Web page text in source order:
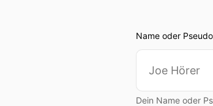
Name oder
Dein Name oder